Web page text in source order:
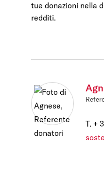
della
i nostri servizi e
attivarli e/o
tue donazioni nella
redditi.
T. +